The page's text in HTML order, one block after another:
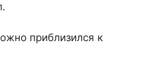
приблизился к